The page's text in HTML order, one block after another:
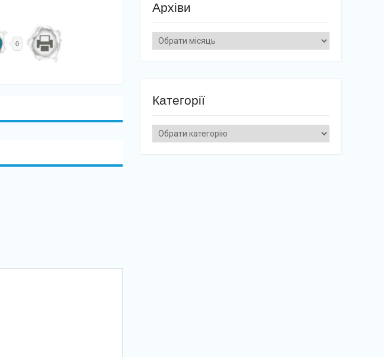
0
Архіви
Архіви
Категорії
Категорії